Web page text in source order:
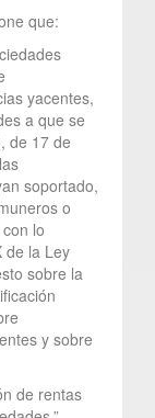
que:
yacentes,
a que se
de 17 de
soportado,
o
lo
de la Ley
sobre la
y sobre
de rentas